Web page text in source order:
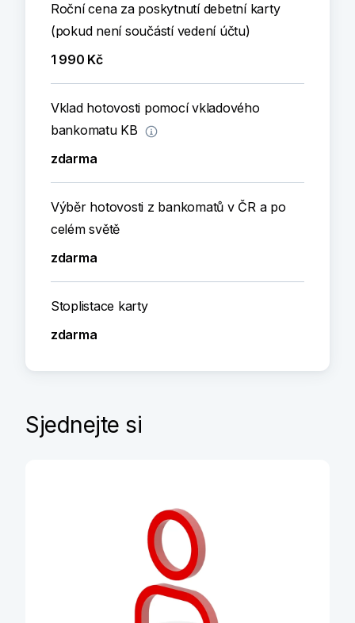
Roční cena za poskytnutí debetní karty
(pokud není součástí vedení účtu)
1 990 Kč
Vklad hotovosti pomocí vkladového
bankomatu KB
zdarma
Výběr hotovosti z bankomatů v ČR a po
celém světě
zdarma
Stoplistace karty
zdarma
Sjednejte si